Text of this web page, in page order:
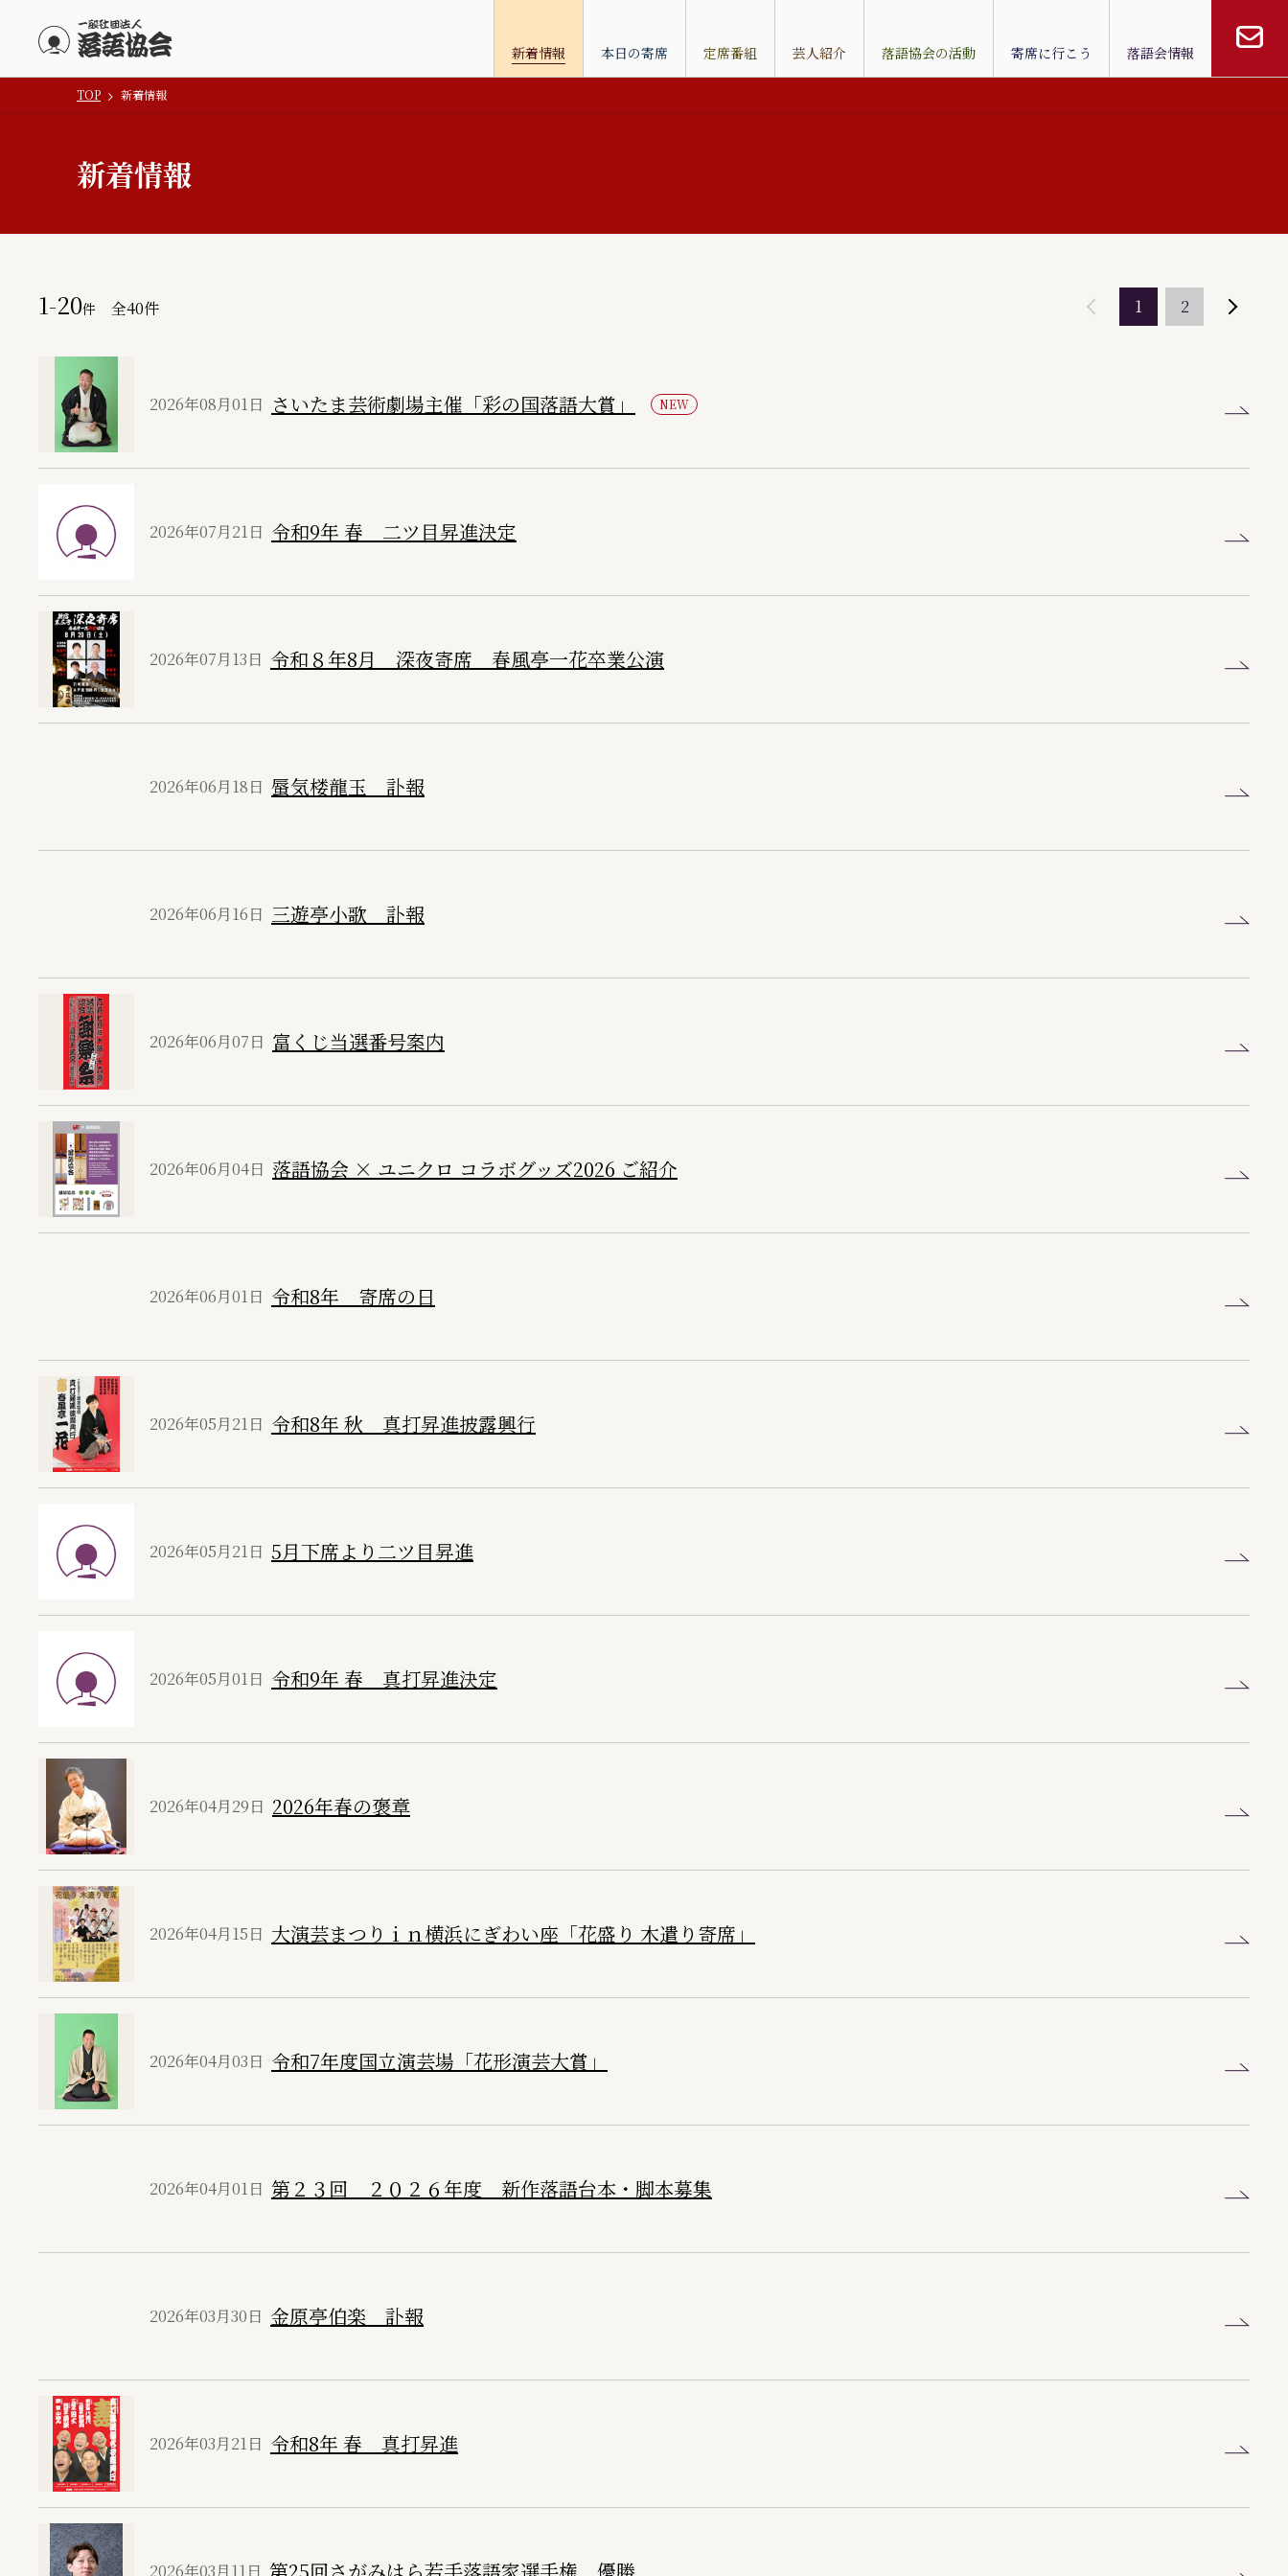
新着情報 本日の寄席 定席番組 芸人紹介 落語協会の活動 寄席に行こう 落語会情報
TOP 新着情報
新着情報
1-20件 全40件 1 2
2026年08月01日 さいたま芸術劇場主催「彩の国落語大賞」 NEW
2026年07月21日 令和9年 春 二ツ目昇進決定
2026年07月13日 令和８年8月 深夜寄席 春風亭一花卒業公演
2026年06月18日 蜃気楼龍玉 訃報
2026年06月16日 三遊亭小歌 訃報
2026年06月07日 富くじ当選番号案内
2026年06月04日 落語協会 × ユニクロ コラボグッズ2026 ご紹介
2026年06月01日 令和8年 寄席の日
2026年05月21日 令和8年 秋 真打昇進披露興行
2026年05月21日 5月下席より二ツ目昇進
2026年05月01日 令和9年 春 真打昇進決定
2026年04月29日 2026年春の褒章
2026年04月15日 大演芸まつりｉｎ横浜にぎわい座「花盛り 木遣り寄席」
2026年04月03日 令和7年度国立演芸場「花形演芸大賞」
2026年04月01日 第２３回 ２０２６年度 新作落語台本・脚本募集
2026年03月30日 金原亭伯楽 訃報
2026年03月21日 令和8年 春 真打昇進
2026年03月11日